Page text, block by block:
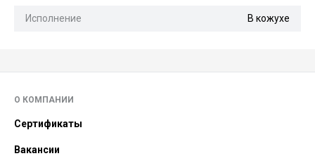
Исполнение В кожухе
О КОМПАНИИ
Сертификаты
Вакансии